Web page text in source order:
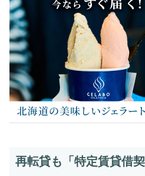
再転貸も「特定賃貸借